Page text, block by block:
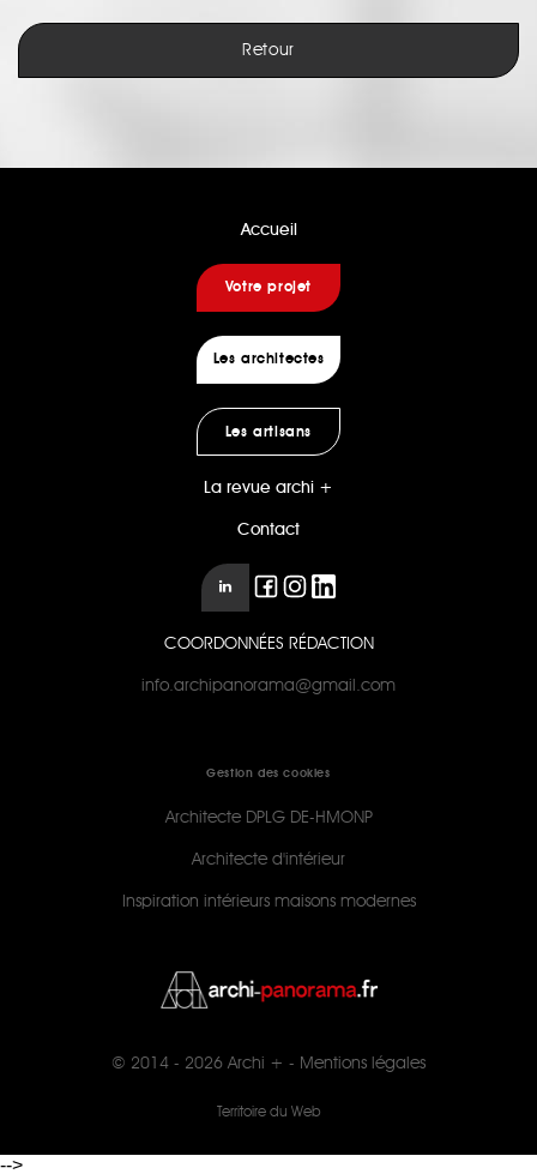
Retour
Accueil
Votre projet
Les architectes
Les artisans
La revue archi +
Contact
COORDONNÉES RÉDACTION
info.archipanorama@gmail.com
Gestion des cookies
Architecte DPLG DE-HMONP
Architecte d'intérieur
Inspiration intérieurs maisons modernes
© 2014 - 2026 Archi + - Mentions légales
Territoire du Web
-->